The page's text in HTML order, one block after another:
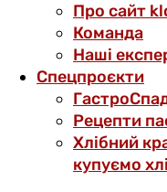
Про сайт
Команда
Наші
Спецпроєкти
Рецепти
Хлібний
купуємо